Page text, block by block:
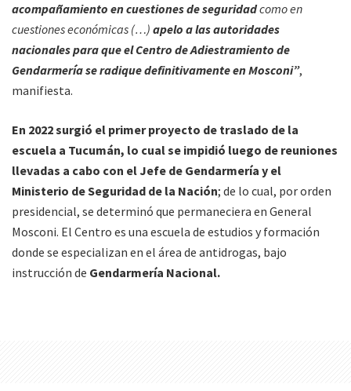
acompañamiento en cuestiones de seguridadcomo en
cuestiones económicas (…) apelo a las autoridades
nacionales para que el Centro de Adiestramiento de
Gendarmería se radique definitivamente en Mosconi”,
manifiesta.
En 2022 surgió el primer proyecto de traslado de la
escuela a Tucumán, lo cual se impidió luego de reuniones
llevadas a cabo con el Jefe de Gendarmería y el
Ministerio de Seguridad de la Nación; de lo cual, por orden
presidencial, se determinó que permaneciera en General
Mosconi. El Centro es una escuela de estudios y formación
donde se especializan en el área de antidrogas, bajo
instrucción de Gendarmería Nacional.